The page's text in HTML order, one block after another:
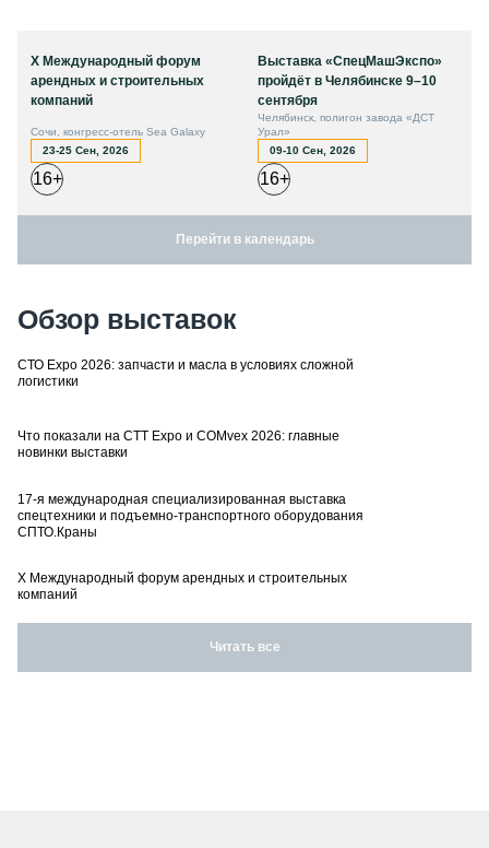
X Международный форум
арендных и строительных
компаний
Сочи, конгресс-отель Sea Galaxy
23-25 Сен, 2026
16+
Выставка «СпецМашЭкспо»
пройдёт в Челябинске 9–10
сентября
Челябинск, полигон завода «ДСТ
Урал»
09-10 Сен, 2026
16+
Перейти в календарь
Обзор выставок
СТО Expo 2026: запчасти и масла в условиях сложной
логистики
Что показали на CTT Expo и COMvex 2026: главные
новинки выставки
17-я международная специализированная выставка
спецтехники и подъемно-транспортного оборудования
СПТО.Краны
X Международный форум арендных и строительных
компаний
Читать все